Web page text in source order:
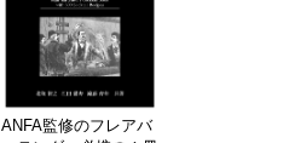
ANFA監修のフレアバ